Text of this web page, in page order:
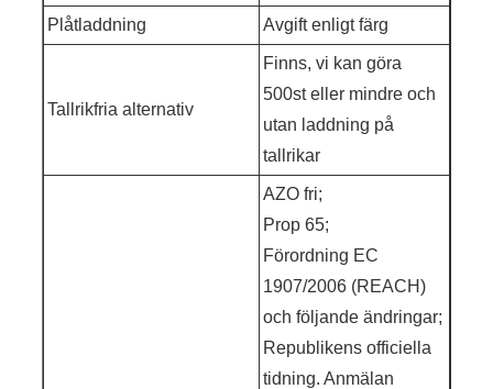
Plåtladdning Avgift enligt färg
Tallrikfria alternativ
Finns, vi kan göra
500st eller mindre och
utan laddning på
tallrikar
AZO fri;
Prop 65;
Förordning EC
1907/2006 (REACH)
och följande ändringar;
Republikens officiella
tidning. Anmälan